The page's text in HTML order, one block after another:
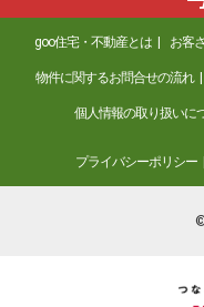
住 所
専有面積
間取り
静岡県熱海市紅葉ガ丘
価 格
住 所
goo住宅・不動産とは お客
物件に関するお問合せの流れ
個人情報の取り扱いに
プライバシーポリシー